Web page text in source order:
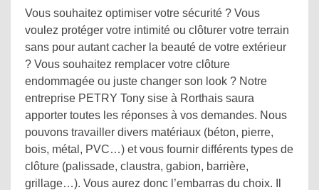
Vous souhaitez optimiser votre sécurité ? Vous
voulez protéger votre intimité ou clôturer votre terrain
sans pour autant cacher la beauté de votre extérieur
? Vous souhaitez remplacer votre clôture
endommagée ou juste changer son look ? Notre
entreprise PETRY Tony sise à Rorthais saura
apporter toutes les réponses à vos demandes. Nous
pouvons travailler divers matériaux (béton, pierre,
bois, métal, PVC…) et vous fournir différents types de
clôture (palissade, claustra, gabion, barrière,
grillage…). Vous aurez donc l’embarras du choix. Il